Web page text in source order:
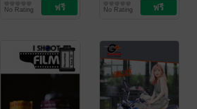
/ I SHOOT FILM
MAGAZINE
นิตยสารศิลปะ/
ภาพถ่าย/การ
No Rating
/ I SHOOT FILM
MAGAZINE
นิตยสารศิลปะ/
ภาพถ่าย/การ
No Rating